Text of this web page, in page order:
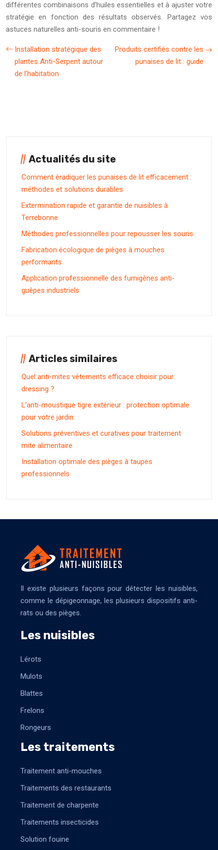
différentes combinaisons d’huiles essentielles et à ajuster votre
stratégie en fonction des résultats observés. Partagez vos
astuces naturelles anti-souris en commentaire !
Installation stratégique des
plantes Anti-Serpent autour
de l’habitation
Produits certifiés contre les
punaises de lit : guide
Actualités du site
Comment éradiquer les punaises de lit efficacement :
méthodes et solutions durables
Extermination rapide et garantie de nuisibles à
Terrebonne
Méthodes professionnelles pour repousser les souris
Fabrication écologique de pièges à mouches
performants
Application professionnelle des fumigènes anti-
guêpes industriels
Articles similaires
Quel anti-mites vêtements efficace choisir pour
dressing ?
L’anti-moustique tigre extérieur : protection optimale
pour votre jardin
Solutions préventives et curatives pour traitement
mite alimentaire
Installation optimale des pièges à taupes
professionnels
Il existe plusieurs façons pour détecter les nuisibles,
comme le dépigeonnage, les plusieurs dispositifs anti-
rats ou des pièges.
Les nuisibles
Lérots
Mulots
Blattes
Frelons
Rongeurs
Les traitements
Traitement anti-mouches
Traitements des restaurants
Traitement de charpente
Traitements insecticides
Solution fouine